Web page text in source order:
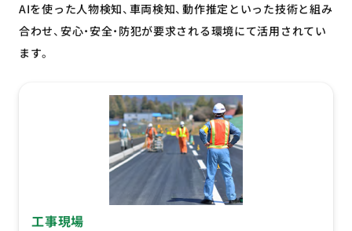
AIを使った人物検知、車両検知、動作推定といった技術と組み
合わせ、安心・安全・防犯が要求される環境にて活用されてい
ます。
工事現場